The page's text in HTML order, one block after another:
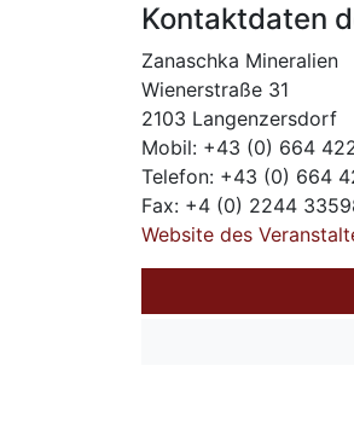
Kontaktdaten
Zanaschka Mineralien
Wienerstraße 31
2103 Langenzersdorf
Mobil: +43 (0) 664
Telefon: +43 (0) 664
Fax: +4 (0) 2244
Website des